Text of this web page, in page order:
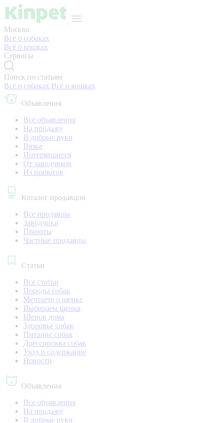
Москва
Всё о собаках
Всё о кошках
Сервисы
Поиск по статьям
Всё о собаках Всё о кошках
Объявления
Все объявления
На продажу
В добрые руки
Вязка
Потерявшиеся
От заводчиков
Из приютов
Каталог продавцов
Все продавцы
Заводчики
Приюты
Частные продавцы
Статьи
Все статьи
Породы собак
Мечтаете о щенке
Выбираем щенка
Щенок дома
Здоровье собак
Питание собак
Дрессировка собак
Уход и содержание
Новости
Объявления
Все объявления
На продажу
В добрые руки